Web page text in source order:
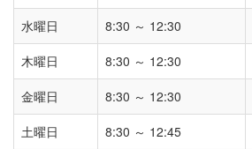
水曜日
8:30 ～ 12:30
木曜日
8:30 ～ 12:30
金曜日
8:30 ～ 12:30
土曜日
8:30 ～ 12:45